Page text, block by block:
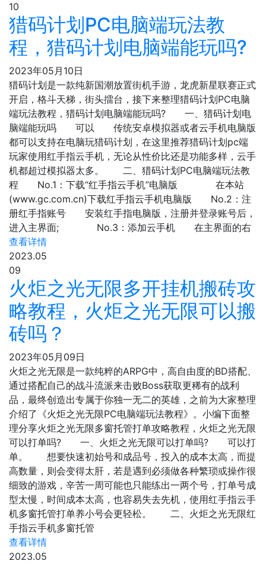
10
猎码计划PC电脑端玩法教
程，猎码计划电脑端能玩吗?
2023年05月10日
猎码计划是一款纯新国潮放置街机手游，龙虎新星联赛正式
开启，格斗天梯，街头擂台，接下来整理猎码计划PC电脑
端玩法教程，猎码计划电脑端能玩吗? 一、猎码计划电
脑端能玩吗 可以 传统安卓模拟器或者云手机电脑版
都可以支持在电脑玩猎码计划，在这里推荐猎码计划pc端
玩家使用红手指云手机，无论从性价比还是功能多样，云手
机都超过模拟器太多。 二、猎码计划PC电脑端玩法教
程 No.1：下载“红手指云手机”电脑版 在本站
(www.gc.com.cn)下载红手指云手机电脑版 No.2：注
册红手指账号 安装红手指电脑版，注册并登录账号后，
进入主界面; No.3：添加云手机 在主界面的右
查看详情
2023.05
09
火炬之光无限多开挂机搬砖攻
略教程，火炬之光无限可以搬
砖吗？
2023年05月09日
火炬之光无限是一款纯粹的ARPG中，高自由度的BD搭配、
通过搭配自己的战斗流派来击败Boss获取更稀有的战利
品，最终创造出专属于你独一无二的英雄，之前为大家整理
介绍了《火炬之光无限PC电脑端玩法教程》。小编下面整
理分享火炬之光无限多窗托管打单攻略教程，火炬之光无限
可以打单吗? 一、火炬之光无限可以打单吗? 可以打
单。 想要快速初始号和成品号，投入的成本太高，而提
高数量，则会变得太肝，若是遇到必须做各种繁琐或操作很
细致的游戏，辛苦一周可能也只能练出一两个号，打单号成
型太慢，时间成本太高，也容易失去先机，使用红手指云手
机多窗托管打单养小号会更轻松。 二、火炬之光无限红
手指云手机多窗托管
查看详情
2023.05